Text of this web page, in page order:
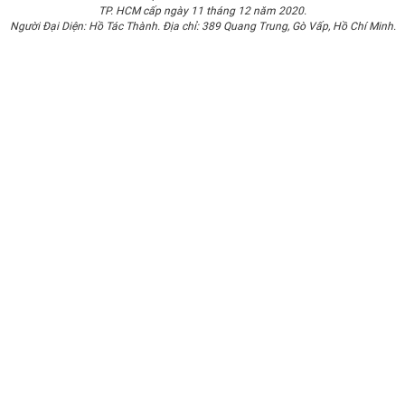
hotline 1900.0351để sở hữu ngay miếng dán cường lực
MiPow Kingbull Premium HD chính hãng. Bên cạnh đó,
TP. HCM cấp ngày 11 tháng 12 năm 2020.
Người Đại Diện: Hồ Tác Thành. Địa chỉ: 389 Quang Trung, Gò Vấp, Hồ Chí Minh.